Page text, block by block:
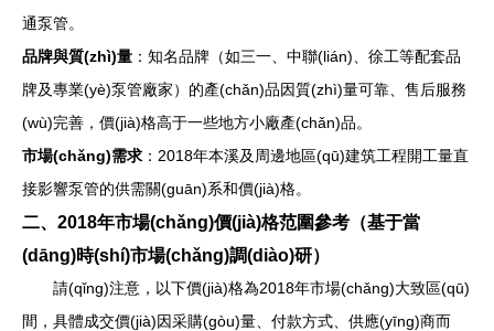
通泵管。
品牌與質(zhì)量 ：知名品牌（如三一、中聯(lián)、徐工等配套品
牌及專業(yè)泵管廠家）的產(chǎn)品因質(zhì)量可靠、售后服務
(wù)完善，價(jià)格高于一些地方小廠產(chǎn)品。
市場(chǎng)需求 ：2018年本溪及周邊地區(qū)建筑工程開工量直
接影響泵管的供需關(guān)系和價(jià)格。
二、2018年市場(chǎng)價(jià)格范圍參考（基于當
(dāng)時(shí)市場(chǎng)調(diào)研）
請(qǐng)注意，以下價(jià)格為2018年市場(chǎng)大致區(qū)
間，具體成交價(jià)因采購(gòu)量、付款方式、供應(yīng)商而